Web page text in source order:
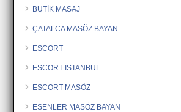
BUTİK MASAJ
ÇATALCA MASÖZ BAYAN
ESCORT
ESCORT İSTANBUL
ESCORT MASÖZ
ESENLER MASÖZ BAYAN